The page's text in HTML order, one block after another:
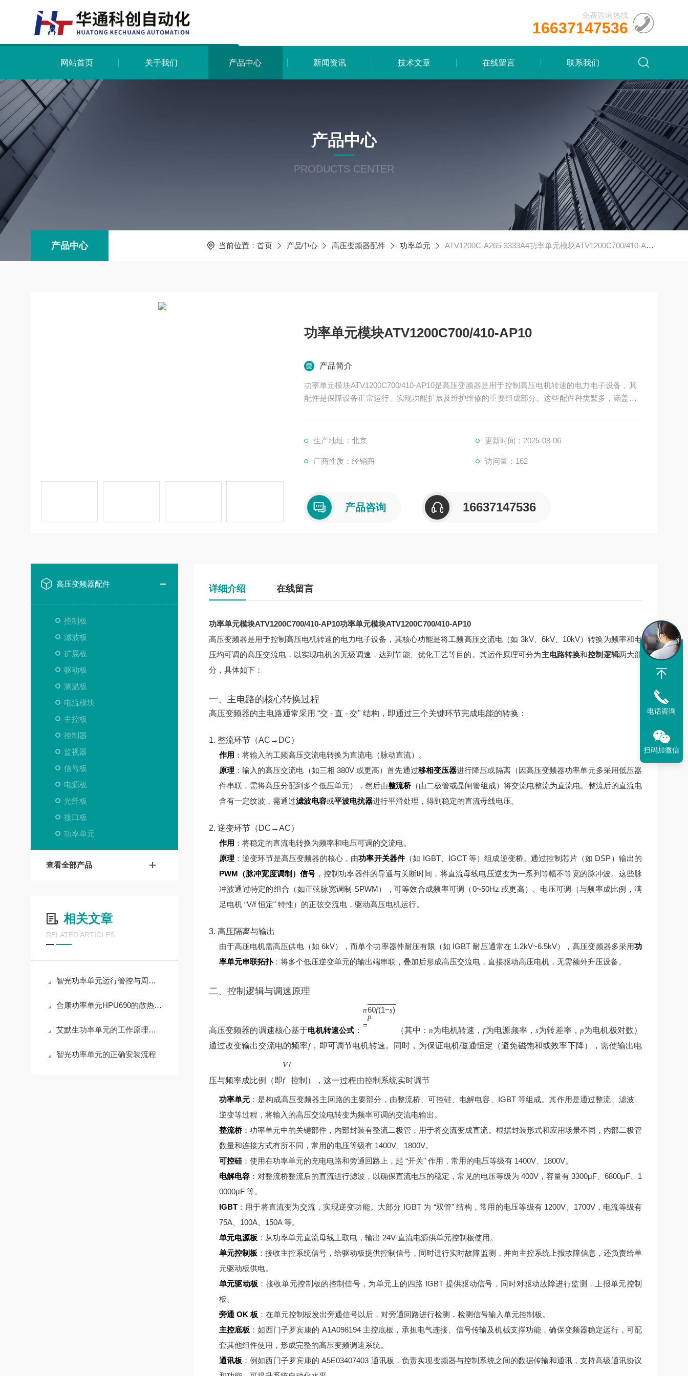
免费咨询热线
16637147536
网站首页 关于我们 产品中心 新闻资讯 技术文章 在线留言 联系我们
产品中心
PRODUCTS CENTER
产品中心 当前位置： 首页 产品中心 高压变频器配件 功率单元 ATV1200C-A265-3333A4功率单元模块ATV1200C700/410-AP10
功率单元模块ATV1200C700/410-AP10
产品简介
功率单元模块ATV1200C700/410-AP10是高压变频器是用于控制高压电机转速的电力电子设备，其
配件是保障设备正常运行、实现功能扩展及维护维修的重要组成部分。这些配件种类繁多，涵盖了
生产地址：北京 更新时间：2025-08-06
厂商性质：经销商 访问量：162
产品咨询 16637147536
高压变频器配件
控制板
滤波板
扩展板
驱动板
测温板
电流模块
主控板
控制器
监视器
信号板
电源板
光纤板
接口板
功率单元
查看全部产品
相关文章
RELATED ARTICLES
智光功率单元运行管控与周期养护实操解析
合康功率单元HPU690的散热设计原理
艾默生功率单元的工作原理与应用领域深度解析
智光功率单元的正确安装流程
详细介绍 在线留言
功率单元模块ATV1200C700/410-AP10功率单元模块ATV1200C700/410-AP10
高压变频器是用于控制高压电机转速的电力电子设备，其核心功能是将工频高压交流电（如 3kV、6kV、10kV）转换为频率和电
压均可调的高压交流电，以实现电机的无级调速，达到节能、优化工艺等目的。其运作原理可分为主电路转换和控制逻辑两大部
分，具体如下：
一、主电路的核心转换过程
高压变频器的主电路通常采用 “交 - 直 - 交" 结构，即通过三个关键环节完成电能的转换：
1. 整流环节（AC→DC）
作用 ：将输入的工频高压交流电转换为直流电（脉动直流）。
原理： 输入的高压交流电（如三相 380V 或更高）首先通过移相变压器进行降压或隔离（因高压变频器功率单元多采用低压器
件串联，需将高压分配到多个低压单元），然后由整流桥（由二极管或晶闸管组成）将交流电整流为直流电。 整流后的直流电
含有一定纹波，需通过滤波电容或平波电抗器进行平滑处理，得到稳定的直流母线电压。
2. 逆变环节（DC→AC）
作用 ：将稳定的直流电转换为频率和电压可调的交流电。
原理：逆变环节是高压变频器的核心，由功率开关器件（如 IGBT、IGCT 等）组成逆变桥。通过控制芯片（如 DSP）输出的
PWM（脉冲宽度调制）信号 ，控制功率器件的导通与关断时间，将直流母线电压逆变为一系列等幅不等宽的脉冲波。 这些脉
冲波通过特定的组合（如正弦脉宽调制 SPWM），可等效合成频率可调（0~50Hz 或更高）、电压可调（与频率成比例，满
足电机 “V/f 恒定" 特性）的正弦交流电，驱动高压电机运行。
3. 高压隔离与输出
由于高压电机需高压供电（如 6kV），而单个功率器件耐压有限（如 IGBT 耐压通常在 1.2kV~6.5kV），高压变频器多采用功
率单元串联拓扑：将多个低压逆变单元的输出端串联，叠加后形成高压交流电，直接驱动高压电机，无需额外升压设备。
二、控制逻辑与调速原理
高压变频器的调速核心基于电机转速公式 ：
n
=
p
60f(1−s)
（其中：n为电机转速，f为电源频率，s为转差率， p为电机极对数）
通过改变输出交流电的频率f ，即可调节电机转速。同时，为保证电机磁通恒定（避免磁饱和或效率下降），需使输出电
压与频率成比例（即
V /
f 控制），这一过程由控制系统实时调节
功率单元 ：是构成高压变频器主回路的主要部分，由整流桥、可控硅、电解电容、IGBT 等组成。其作用是通过整流、滤波、
逆变等过程，将输入的高压交流电转变为频率可调的交流电输出。
整流桥：功率单元中的关键部件，内部封装有整流二极管，用于将交流变成直流。根据封装形式和应用场景不同，内部二极管
数量和连接方式有所不同，常用的电压等级有 1400V、1800V。
可控硅：使用在功率单元的充电电路和旁通回路上，起 “开关" 作用，常用的电压等级有 1400V、1800V。
电解电容：对整流桥整流后的直流进行滤波，以确保直流电压的稳定，常见的电压等级为 400V，容量有 3300μF、6800μF、1
0000μF 等。
IGBT：用于将直流变为交流，实现逆变功能。大部分 IGBT 为 “双管" 结构，常用的电压等级有 1200V、1700V，电流等级有
75A、100A、150A 等。
单元电源板 ：从功率单元直流母线上取电，输出 24V 直流电源供单元控制板使用。
单元控制板 ：接收主控系统信号，给驱动板提供控制信号，同时进行实时故障监测，并向主控系统上报故障信息，还负责给单
元驱动板供电。
单元驱动板 ：接收单元控制板的控制信号，为单元上的四路 IGBT 提供驱动信号，同时对驱动故障进行监测，上报单元控制
板。
旁通 OK 板 ：在单元控制板发出旁通信号以后，对旁通回路进行检测，检测信号输入单元控制板。
主控底板 ：如西门子罗宾康的 A1A098194 主控底板，承担电气连接、信号传输及机械支撑功能，确保变频器稳定运行，可配
套其他组件使用，形成完整的高压变频调速系统。
通讯板 ：例如西门子罗宾康的 A5E03407403 通讯板，负责实现变频器与控制系统之间的数据传输和通讯，支持高级通讯协议
电话咨询
扫码加微信